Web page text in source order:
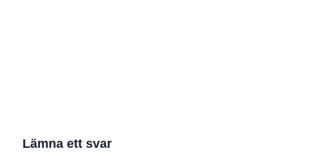
Lämna ett svar